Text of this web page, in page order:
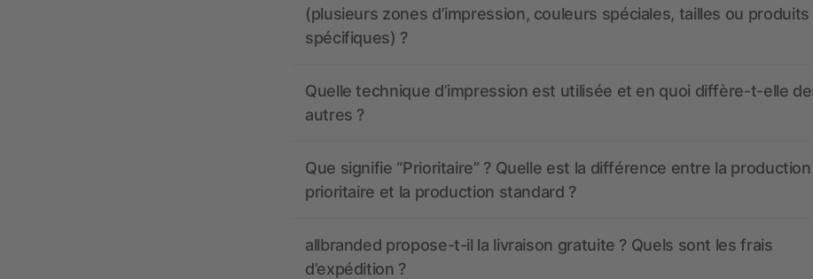
(plusieurs zones d’impression, couleurs spéciales, tailles ou produits
spécifiques) ?
Quelle technique d’impression est utilisée et en quoi diffère-t-elle
autres ?
Que signifie “Prioritaire” ? Quelle est la différence entre la production
prioritaire et la production standard ?
allbranded propose-t-il la livraison gratuite ? Quels sont les frais
d’expédition ?